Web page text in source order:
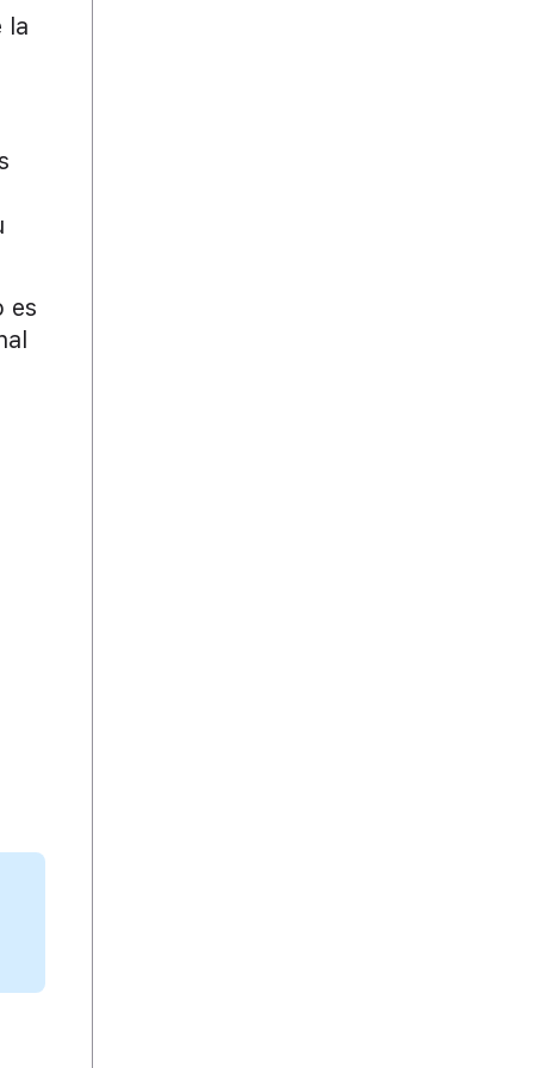
la
es